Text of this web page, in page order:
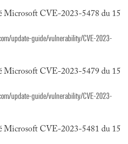
Microsoft CVE-2023-5478 du 15
update-guide/vulnerability/CVE-2023-
Microsoft CVE-2023-5479 du 15
update-guide/vulnerability/CVE-2023-
Microsoft CVE-2023-5481 du 15